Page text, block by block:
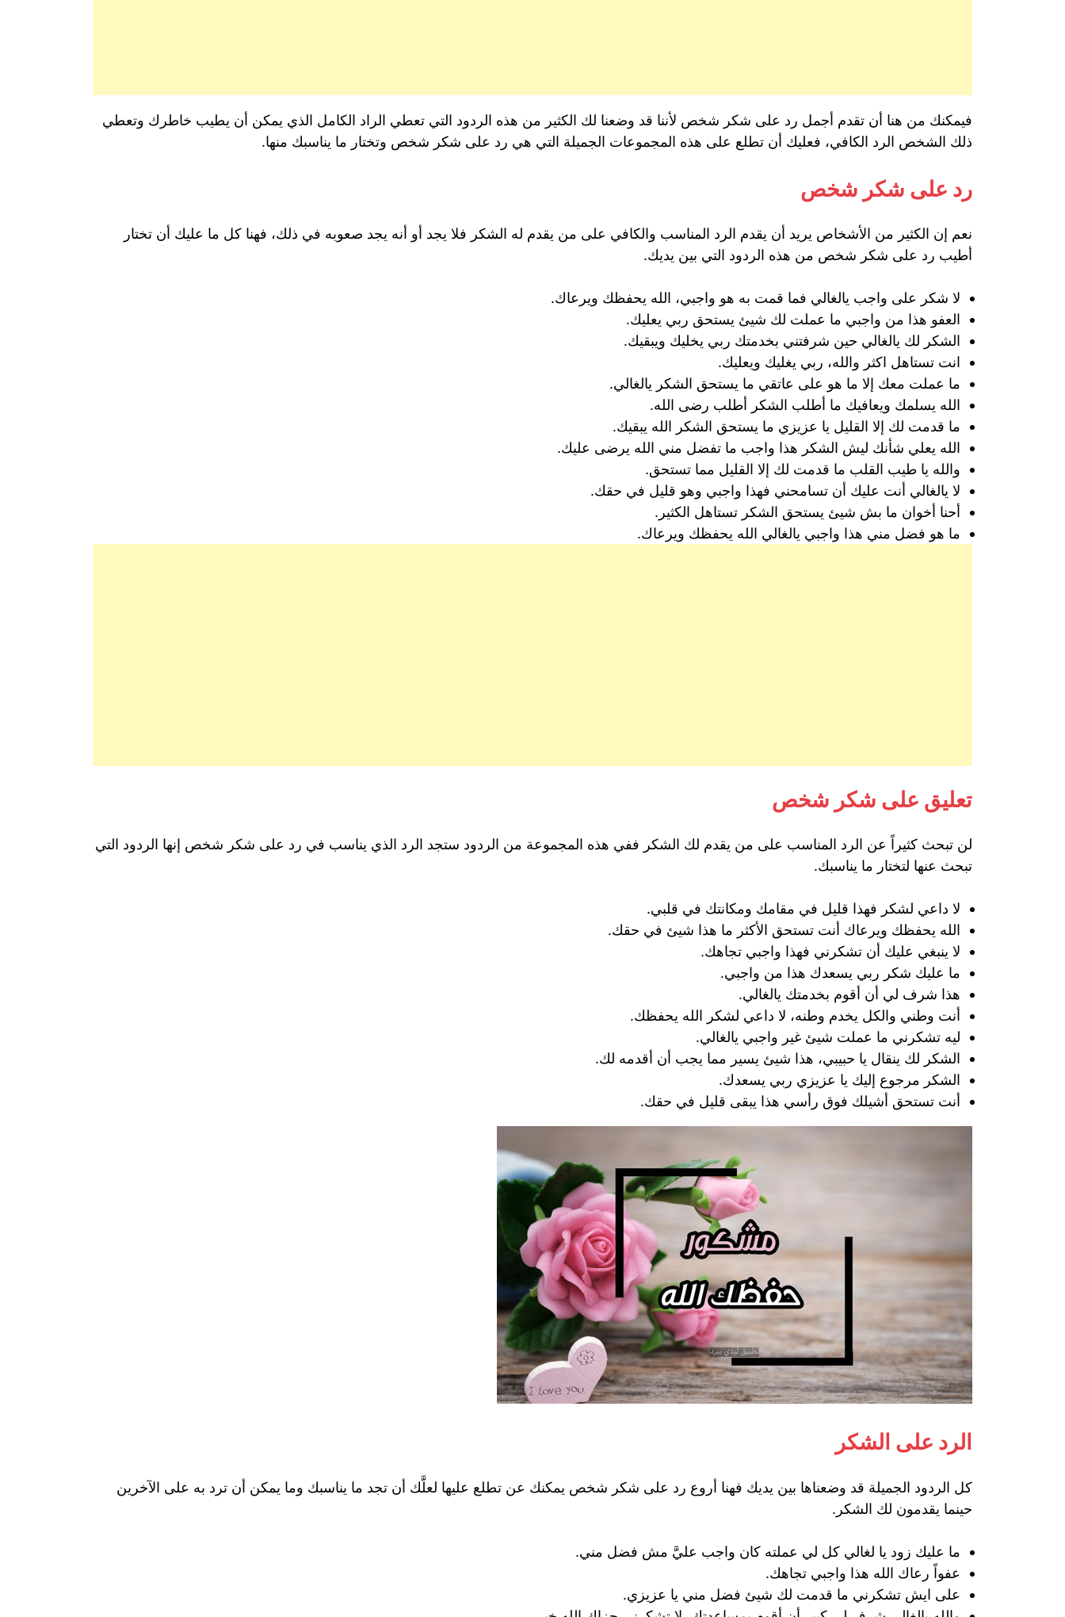
فيمكنك من هنا أن تقدم أجمل رد على شكر شخص لأننا قد وضعنا لك الكثير من هذه الردود التي تعطي الراد الكامل الذي يمكن أن يطيب خاطرك وتعطي
ذلك الشخص الرد الكافي، فعليك أن تطلع على هذه المجموعات الجميلة التي هي رد على شكر شخص وتختار ما يناسبك منها.
رد على شكر شخص
نعم إن الكثير من الأشخاص يريد أن يقدم الرد المناسب والكافي على من يقدم له الشكر فلا يجد أو أنه يجد صعوبه في ذلك، فهنا كل ما عليك أن تختار
أطيب رد على شكر شخص من هذه الردود التي بين يديك.
لا شكر على واجب يالغالي فما قمت به هو واجبي، الله يحفظك ويرعاك.
العفو هذا من واجبي ما عملت لك شيئ يستحق ربي يعليك.
الشكر لك يالغالي حين شرفتني بخدمتك ربي يخليك ويبقيك.
انت تستاهل اكثر والله، ربي يغليك ويعليك.
ما عملت معك إلا ما هو على عاتقي ما يستحق الشكر يالغالي.
الله يسلمك ويعافيك ما أطلب الشكر أطلب رضى الله.
ما قدمت لك إلا القليل يا عزيزي ما يستحق الشكر الله يبقيك.
الله يعلي شأنك ليش الشكر هذا واجب ما تفضل مني الله يرضى عليك.
والله يا طيب القلب ما قدمت لك إلا القليل مما تستحق.
لا يالغالي أنت عليك أن تسامحني فهذا واجبي وهو قليل في حقك.
أحنا أخوان ما بش شيئ يستحق الشكر تستاهل الكثير.
ما هو فضل مني هذا واجبي يالغالي الله يحفظك ويرعاك.
تعليق على شكر شخص
لن تبحث كثيراً عن الرد المناسب على من يقدم لك الشكر ففي هذه المجموعة من الردود ستجد الرد الذي يناسب في رد على شكر شخص إنها الردود التي
تبحث عنها لتختار ما يناسبك.
لا داعي لشكر فهذا قليل في مقامك ومكانتك في قلبي.
الله يحفظك ويرعاك أنت تستحق الأكثر ما هذا شيئ في حقك.
لا ينبغي عليك أن تشكرني فهذا واجبي تجاهك.
ما عليك شكر ربي يسعدك هذا من واجبي.
هذا شرف لي أن أقوم بخدمتك يالغالي.
أنت وطني والكل يخدم وطنه، لا داعي لشكر الله يحفظك.
ليه تشكرني ما عملت شيئ غير واجبي يالغالي.
الشكر لك ينقال يا حبيبي، هذا شيئ يسير مما يجب أن أقدمه لك.
الشكر مرجوع إليك يا عزيزي ربي يسعدك.
أنت تستحق أشيلك فوق رأسي هذا يبقى قليل في حقك.
الرد على الشكر
كل الردود الجميلة قد وضعناها بين يديك فهنا أروع رد على شكر شخص يمكنك عن تطلع عليها لعلَّك أن تجد ما يناسبك وما يمكن أن ترد به على الآخرين
حينما يقدمون لك الشكر.
ما عليك زود يا لغالي كل لي عملته كان واجب عليَّ مش فضل مني.
عفواً رعاك الله هذا واجبي تجاهك.
على ايش تشكرني ما قدمت لك شيئ فضل مني يا عزيزي.